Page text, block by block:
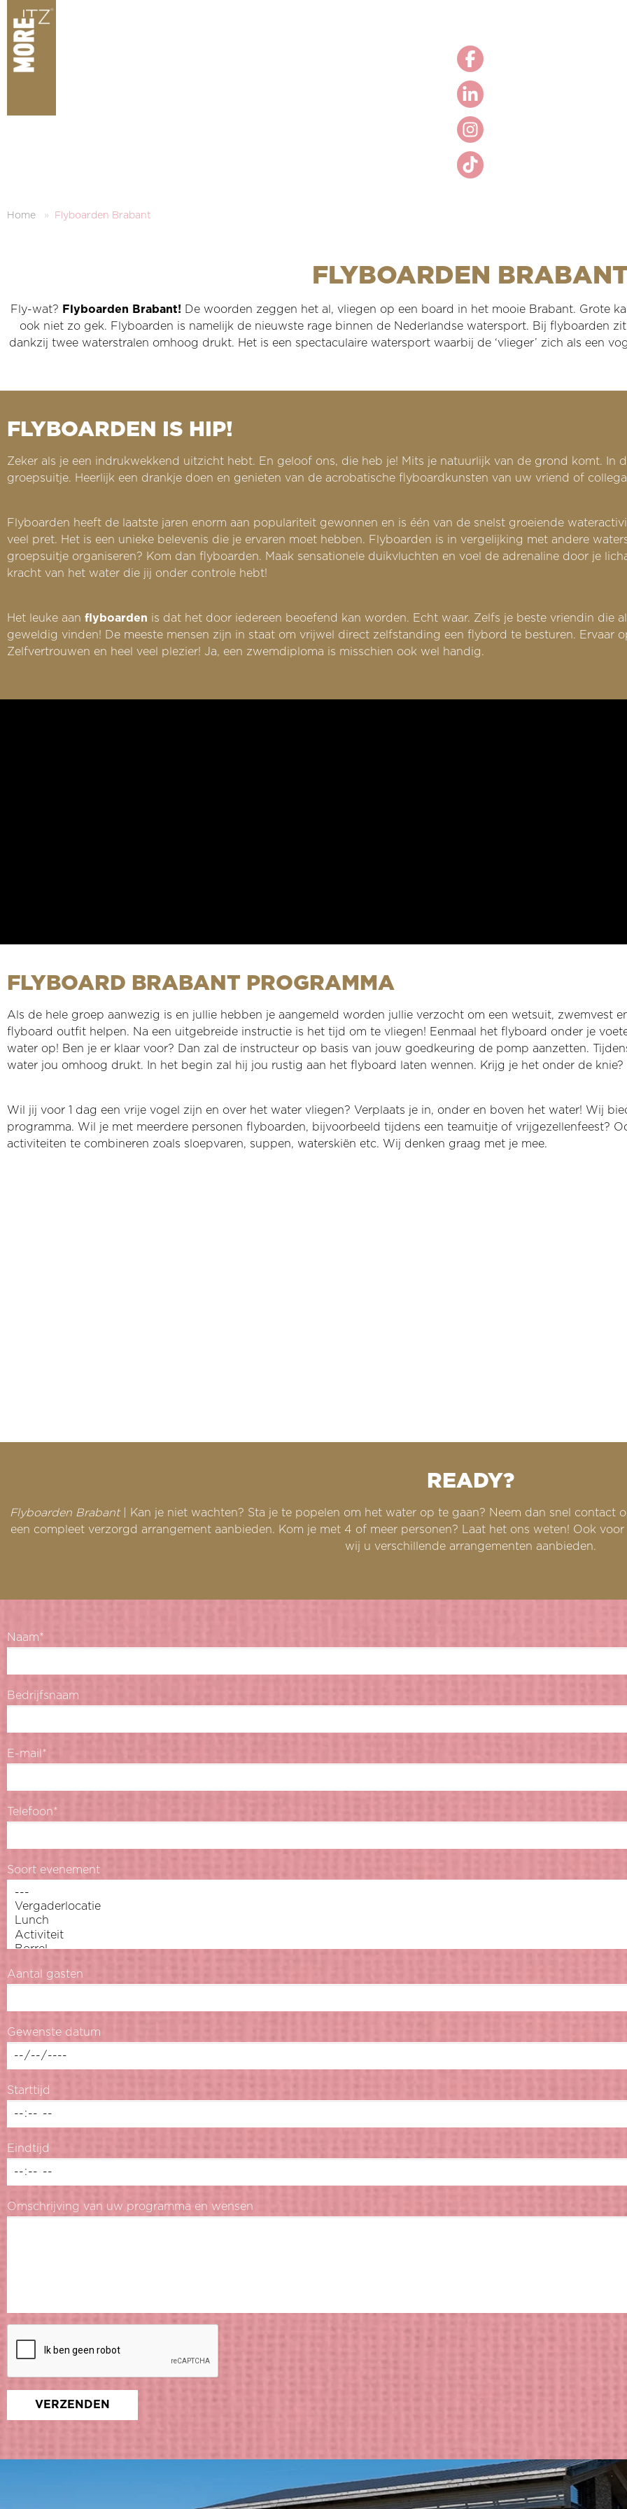
Home Flyboarden Brabant
FLYBOARDEN
Fly-wat? Flyboarden Brabant! De woorden zeggen het al, vliegen op een board in het mooie Brabant. Grote
ook niet zo gek. Flyboarden is namelijk de nieuwste rage binnen de Nederlandse watersport. Bij flyboarden
dankzij twee waterstralen omhoog drukt. Het is een spectaculaire watersport waarbij de ‘vlieger’ zich als een
FLYBOARDEN IS HIP!
Zeker als je een indrukwekkend uitzicht hebt. En geloof ons, die heb je! Mits je natuurlijk van de grond komt. In
groepsuitje. Heerlijk een drankje doen en genieten van de acrobatische flyboardkunsten van uw vriend of
Flyboarden heeft de laatste jaren enorm aan populariteit gewonnen en is één van de snelst groeiende
veel pret. Het is een unieke belevenis die je ervaren moet hebben. Flyboarden is in vergelijking met andere
groepsuitje organiseren? Kom dan flyboarden. Maak sensationele duikvluchten en voel de adrenaline door je
kracht van het water die jij onder controle hebt!
Het leuke aan flyboarden is dat het door iedereen beoefend kan worden. Echt waar. Zelfs je beste vriendin die
geweldig vinden! De meeste mensen zijn in staat om vrijwel direct zelfstanding een flybord te besturen. Ervaar
Zelfvertrouwen en heel veel plezier! Ja, een zwemdiploma is misschien ook wel handig.
FLYBOARD BRABANT PROGRAMMA
Als de hele groep aanwezig is en jullie hebben je aangemeld worden jullie verzocht om een wetsuit, zwemvest
flyboard outfit helpen. Na een uitgebreide instructie is het tijd om te vliegen! Eenmaal het flyboard onder je
water op! Ben je er klaar voor? Dan zal de instructeur op basis van jouw goedkeuring de pomp aanzetten.
water jou omhoog drukt. In het begin zal hij jou rustig aan het flyboard laten wennen. Krijg je het onder de knie?
Wil jij voor 1 dag een vrije vogel zijn en over het water vliegen? Verplaats je in, onder en boven het water! Wij
programma. Wil je met meerdere personen flyboarden, bijvoorbeeld tijdens een teamuitje of vrijgezellenfeest?
activiteiten te combineren zoals sloepvaren, suppen, waterskiën etc. Wij denken graag met je mee.
READY?
Flyboarden Brabant| Kan je niet wachten? Sta je te popelen om het water op te gaan? Neem dan snel contact
een compleet verzorgd arrangement aanbieden. Kom je met 4 of meer personen? Laat het ons weten! Ook
wij u verschillende arrangementen aanbieden.
Naam*
Bedrijfsnaam
E-mail*
Telefoon*
Soort evenement
Aantal gasten
Gewenste datum
Starttijd
Eindtijd
Omschrijving van uw programma en wensen